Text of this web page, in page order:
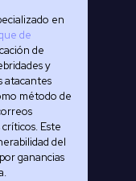
en
de
de
y
atacantes
método de
Este
del
ganancias